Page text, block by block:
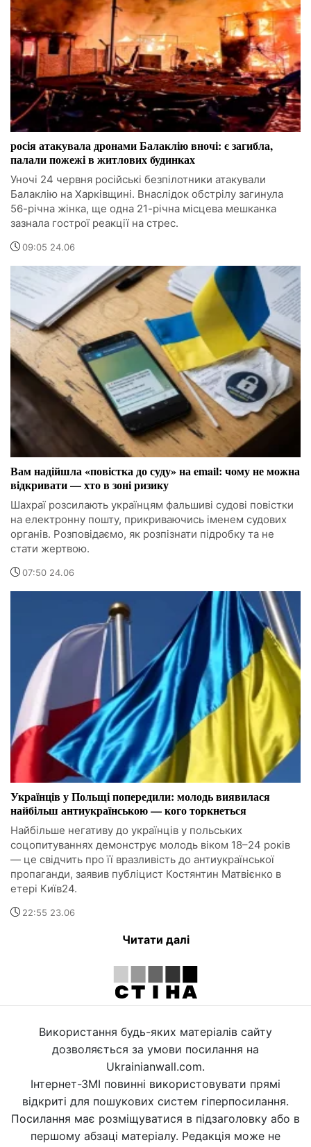
росія атакувала дронами Балаклію вночі: є загибла,
палали пожежі в житлових будинках
Уночі 24 червня російські безпілотники атакували
Балаклію на Харківщині. Внаслідок обстрілу загинула
56-річна жінка, ще одна 21-річна місцева мешканка
зазнала гострої реакції на стрес.
09:05 24.06
Вам надійшла «повістка до суду» на email: чому не можна
відкривати — хто в зоні ризику
Шахраї розсилають українцям фальшиві судові повістки
на електронну пошту, прикриваючись іменем судових
органів. Розповідаємо, як розпізнати підробку та не
стати жертвою.
07:50 24.06
Українців у Польщі попередили: молодь виявилася
найбільш антиукраїнською — кого торкнеться
Найбільше негативу до українців у польських
соцопитуваннях демонструє молодь віком 18–24 років
— це свідчить про її вразливість до антиукраїнської
пропаганди, заявив публіцист Костянтин Матвієнко в
етері Київ24.
22:55 23.06
Читати далі
Використання будь-яких матеріалів сайту
дозволяється за умови посилання на
Ukrainianwall.com.
Інтернет-ЗМІ повинні використовувати прямі
відкриті для пошукових систем гіперпосилання.
Посилання має розміщуватися в підзаголовку або в
першому абзаці матеріалу. Редакція може не